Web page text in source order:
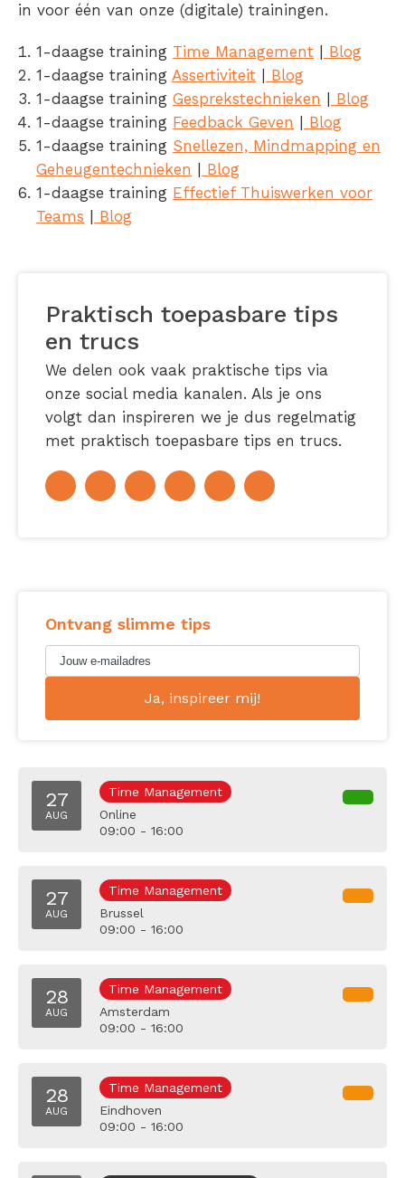
in voor één van onze (digitale) trainingen.
1-daagse training Time Management
Blog
1-daagse training Assertiviteit
Blog
1-daagse training Gesprekstechnieken
Blog
1-daagse training Feedback Geven
Blog
1-daagse training Snellezen, Mindmapping en
Geheugentechnieken
Blog
1-daagse training Effectief Thuiswerken voor
Teams
Blog
Praktisch toepasbare tips
en trucs
We delen ook vaak praktische tips via
onze social media kanalen. Als je ons
volgt dan inspireren we je dus regelmatig
met praktisch toepasbare tips en trucs.
Ontvang slimme tips
27
AUG
Time Management
Online
09:00 - 16:00
27
AUG
Time Management
Brussel
09:00 - 16:00
28
AUG
Time Management
Amsterdam
09:00 - 16:00
28
AUG
Time Management
Eindhoven
09:00 - 16:00